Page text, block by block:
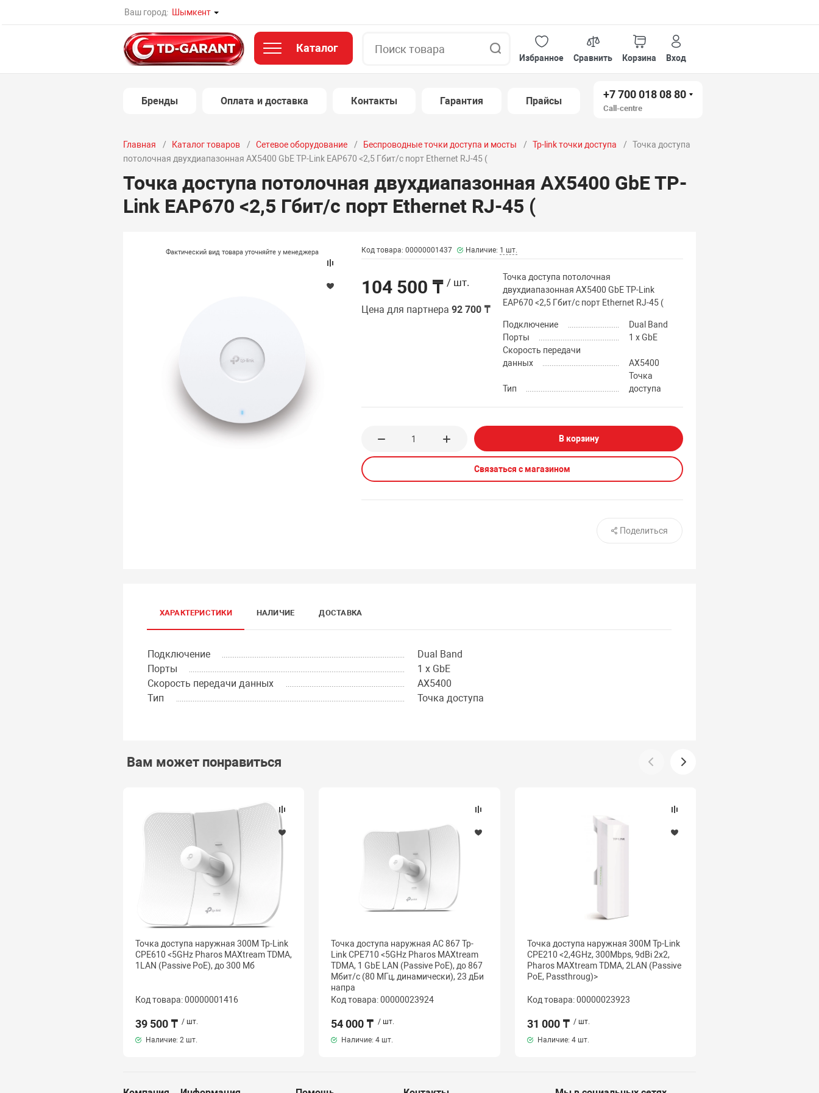
Ваш город: Шымкент
Каталог
Избранное
Сравнить Корзина Вход
Бренды Оплата и доставка Контакты Гарантия Прайсы
+7 700 018 08 80
Call-centre
Главная Каталог товаров Сетевое оборудование Беспроводные точки доступа и мосты Tp-link точки доступа
Точка доступа
потолочная двухдиапазонная AX5400 GbE TP-Link EAP670 <2,5 Гбит/с порт Ethernet RJ-45 (
Точка доступа потолочная двухдиапазонная AX5400 GbE TP-
Link EAP670 <2,5 Гбит/с порт Ethernet RJ-45 (
Фактический вид товара уточняйте у менеджера Код товара: 00000001437 Наличие: 1 шт.
104 500 ₸ / шт.
Цена для партнера92 700 ₸
Точка доступа потолочная
двухдиапазонная AX5400 GbE TP-Link
EAP670 <2,5 Гбит/с порт Ethernet RJ-45 (
Подключение
Dual Band
Порты
1 x GbE
Скорость передачи
данных
AX5400
Тип
Точка
доступа
В корзину
Связаться с магазином
Поделиться
ХАРАКТЕРИСТИКИ НАЛИЧИЕ ДОСТАВКА
Подключение
Dual Band
Порты
1 x GbE
Скорость передачи данных
AX5400
Тип
Точка доступа
Вам может понравиться
Точка доступа наружная 300M Tp-Link
CPE610 <5GHz Pharos MAXtream TDMA,
1LAN (Passive PoE), до 300 Мб
Код товара: 00000001416
39 500 ₸ / шт.
Наличие: 2 шт.
Точка доступа наружная AC 867 Tp-
Link CPE710 <5GHz Pharos MAXtream
TDMA, 1 GbE LAN (Passive PoE), до 867
Мбит/с (80 МГц, динамически), 23 дБи
напра
Код товара: 00000023924
54 000 ₸ / шт.
Наличие:4 шт.
Точка доступа наружная 300M Tp-Link
CPE210 <2,4GHz, 300Mbps, 9dBi 2x2,
Pharos MAXtream TDMA, 2LAN (Passive
PoE, Passthroug)>
Код товара: 00000023923
31 000 ₸ / шт.
Наличие: 4 шт.